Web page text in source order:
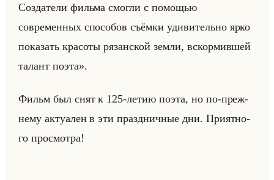
Создатели фильма смогли с помощью
современных способов съёмки удивительно ярко
показать красоты рязанской земли, вскормившей
талант поэта».
Фильм был снят к 125-летию поэта, но по-преж­
не­му ак­туа­лен в эти празд­нич­ные дни. При­ят­но­
го про­смот­ра!